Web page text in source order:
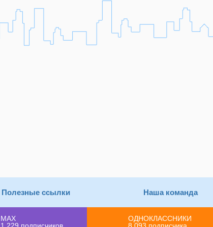
Полезные ссылки Наша команда
MAX
ОДНОКЛАССНИКИ